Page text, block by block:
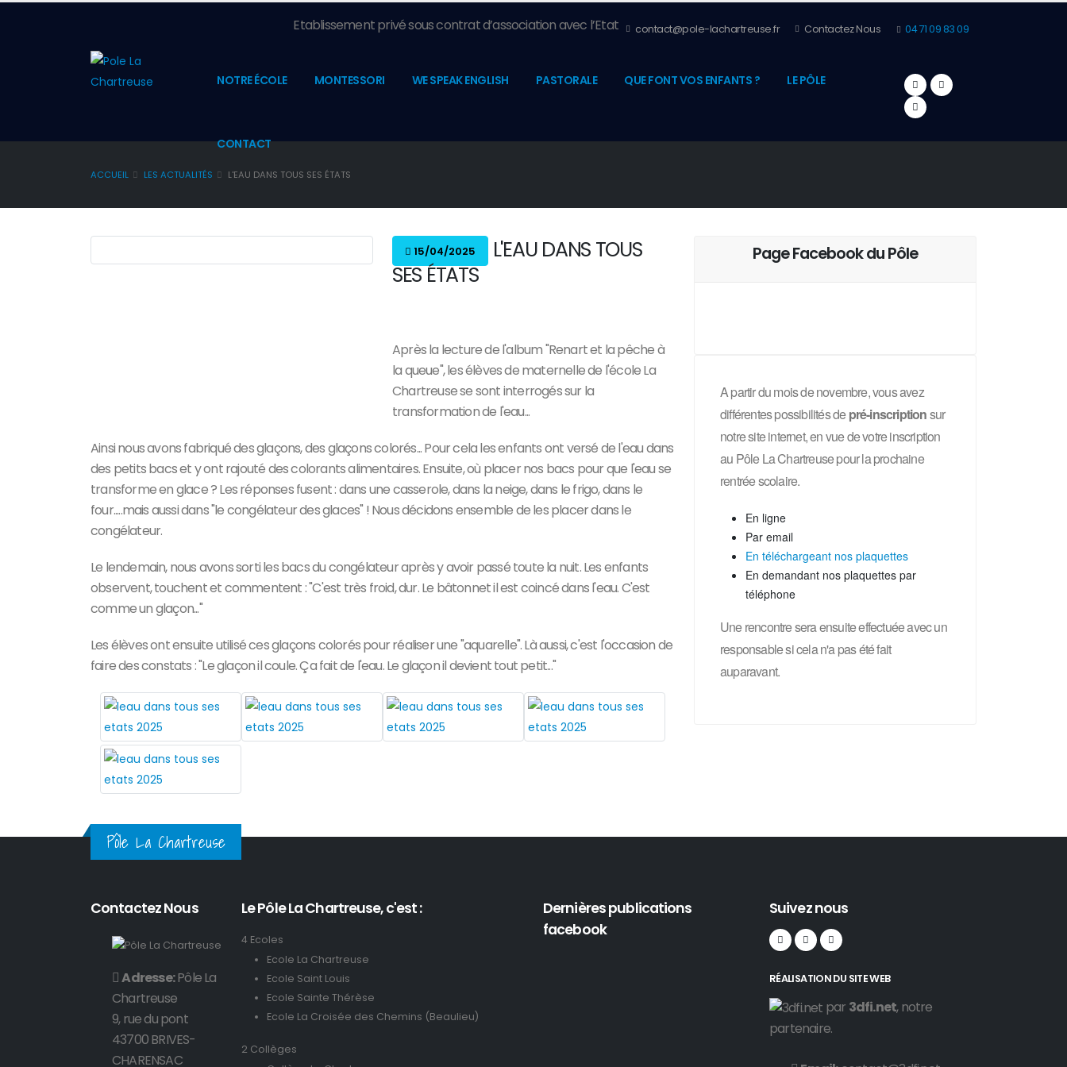
Etablissement privé sous contrat d’association avec l’Etat contact@pole-lachartreuse.fr Contactez Nous 04 71 09 83 09
NOTRE ÉCOLE MONTESSORI WE SPEAK ENGLISH PASTORALE QUE FONT VOS ENFANTS ? LE PÔLE
CONTACT
ACCUEIL LES ACTUALITÉS L'EAU DANS TOUS SES ÉTATS
15/04/2025
L'EAU DANS TOUS
SES ÉTATS
Après la lecture de l'album "Renart et la pêche à
la queue", les élèves de maternelle de l'école La
Chartreuse se sont interrogés sur la
transformation de l'eau...
Ainsi nous avons fabriqué des glaçons, des glaçons colorés... Pour cela les enfants ont versé de l'eau dans
des petits bacs et y ont rajouté des colorants alimentaires. Ensuite, où placer nos bacs pour que l'eau se
transforme en glace ? Les réponses fusent : dans une casserole, dans la neige, dans le frigo, dans le
four.....mais aussi dans "le congélateur des glaces" ! Nous décidons ensemble de les placer dans le
congélateur.
Le lendemain, nous avons sorti les bacs du congélateur après y avoir passé toute la nuit. Les enfants
observent, touchent et commentent : "C'est très froid, dur. Le bâtonnet il est coincé dans l'eau. C'est
comme un glaçon..."
Les élèves ont ensuite utilisé ces glaçons colorés pour réaliser une "aquarelle". Là aussi, c'est l'occasion de
faire des constats : "Le glaçon il coule. Ça fait de l'eau. Le glaçon il devient tout petit..."
Page Facebook du Pôle
A partir du mois de novembre, vous avez
différentes possibilités depré-inscriptionsur
notre site internet, en vue de votre inscription
au Pôle La Chartreuse pour la prochaine
rentrée scolaire.
En ligne
Par email
En téléchargeant nos plaquettes
En demandant nos plaquettes par
téléphone
Une rencontre sera ensuite effectuée avec un
responsable si cela n'a pas été fait
auparavant.
Pôle La Chartreuse
Contactez Nous
Adresse:Pôle La
Chartreuse
9, rue du pont
43700 BRIVES-
CHARENSAC
Le Pôle La Chartreuse, c'est :
4 Ecoles
Ecole La Chartreuse
Ecole Saint Louis
Ecole Sainte Thérèse
Ecole La Croisée des Chemins (Beaulieu)
2 Collèges
Dernières publications
facebook
Suivez nous
RÉALISATION DU SITE WEB
par 3dfi.net, notre
partenaire.